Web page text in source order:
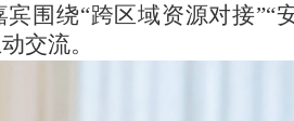
宾围绕“跨区域资源对接”“
交流。